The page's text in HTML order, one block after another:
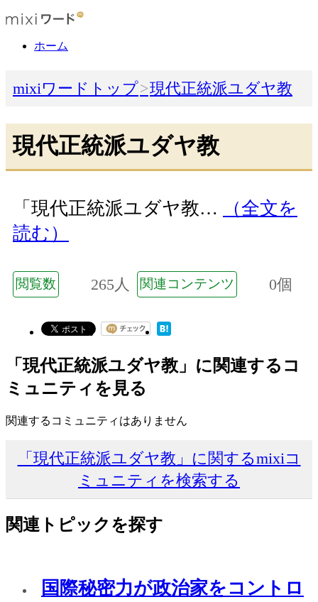
ホーム
mixiワードトップ 現代正統派ユダヤ教
現代正統派ユダヤ教
「現代正統派ユダヤ教…
（全文を
読む）
閲覧数 265人 関連コンテンツ 0個
「現代正統派ユダヤ教」に関連するコ
ミュニティを見る
関連するコミュニティはありません
「現代正統派ユダヤ教」に関するmixiコ
ミュニティを検索する
関連トピックを探す
国際秘密力が政治家をコントロ